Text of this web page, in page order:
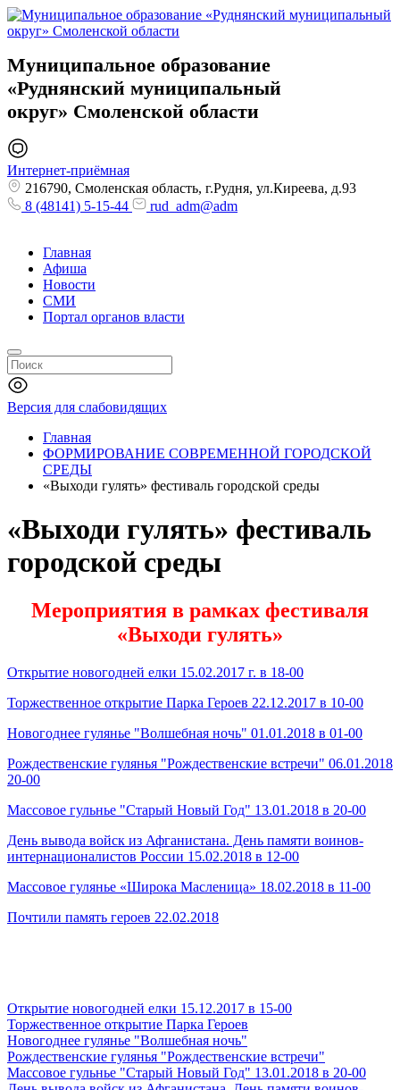
Муниципальное образование
«Руднянский муниципальный
округ» Смоленской области
Интернет-приёмная
216790, Смоленская область, г.Рудня, ул.Киреева, д.93
8 (48141) 5-15-44
rud_adm@adm
Главная
Афиша
Новости
СМИ
Портал органов власти
Версия для слабовидящих
Главная
ФОРМИРОВАНИЕ СОВРЕМЕННОЙ ГОРОДСКОЙ
СРЕДЫ
«Выходи гулять» фестиваль городской среды
«Выходи гулять» фестиваль
городской среды
Мероприятия в рамках фестиваля
«Выходи гулять»
Открытие новогодней елки 15.02.2017 г. в 18-00
Торжественное открытие Парка Героев 22.12.2017 в 10-00
Новогоднее гулянье "Волшебная ночь" 01.01.2018 в 01-00
Рождественские гулянья "Рождественские встречи" 06.01.2018
20-00
Массовое гульнье "Старый Новый Год" 13.01.2018 в 20-00
День вывода войск из Афганистана. День памяти воинов-
интернационалистов России 15.02.2018 в 12-00
Массовое гулянье «Широка Масленица» 18.02.2018 в 11-00
Почтили память героев 22.02.2018
Открытие новогодней елки 15.12.2017 в 15-00
Торжественное открытие Парка Героев
Новогоднее гулянье "Волшебная ночь"
Рождественские гулянья "Рождественские встречи"
Массовое гульнье "Старый Новый Год" 13.01.2018 в 20-00